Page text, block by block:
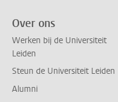
Over ons
Werken bij de Universiteit
Leiden
Steun de Universiteit Leiden
Alumni